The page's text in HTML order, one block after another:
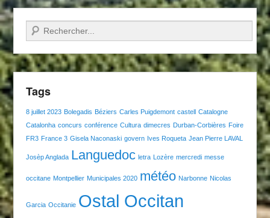
Recherche
Tags
8 juillet 2023 Bolegadis Béziers Carles Puigdemont castell Catalogne
Catalonha concurs conférence Cultura dimecres Durban-Corbières Foire
FR3 France 3 Gisela Naconaski govern Ives Roqueta Jean Pierre LAVAL
Josèp Anglada Languedoc letra Lozère mercredi messe
occitane Montpellier Municipales 2020 météo Narbonne Nicolas
Garcia Occitanie Ostal Occitan